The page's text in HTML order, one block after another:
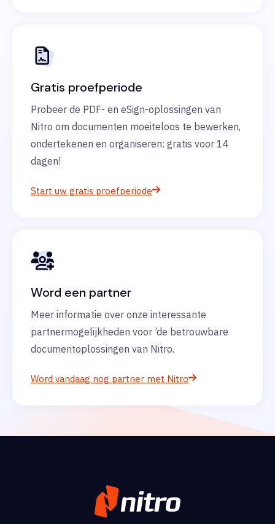
Gratis proefperiode
Probeer de PDF- en eSign-oplossingen van
Nitro om documenten moeiteloos te bewerken,
ondertekenen en organiseren: gratis voor 14
dagen!
Start uw gratis proefperiode
Word een partner
Meer informatie over onze interessante
partnermogelijkheden voor ’de betrouwbare
documentoplossingen van Nitro.
Word vandaag nog partner met Nitro